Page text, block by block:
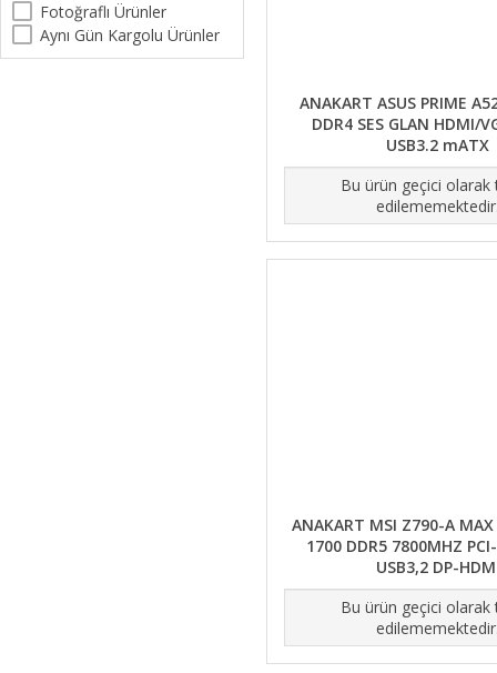
Fotoğraflı Ürünler
Aynı Gün Kargolu Ürünler
ANAKART ASUS PRIME
DDR4 SES GLAN HDMI/
USB3.2 mATX
Bu ürün geçici olarak
ANAKART MSI Z790-A MAX
1700 DDR5 7800MHZ
USB3,2 DP-
Bu ürün geçici olarak